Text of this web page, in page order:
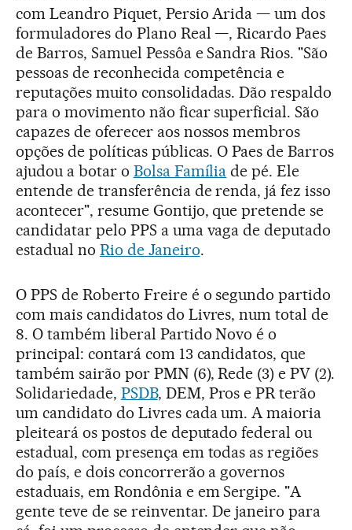
com Leandro Piquet, Persio Arida — um dos
formuladores do Plano Real —, Ricardo Paes
de Barros, Samuel Pessôa e Sandra Rios. "São
pessoas de reconhecida competência e
reputações muito consolidadas. Dão respaldo
para o movimento não ficar superficial. São
capazes de oferecer aos nossos membros
opções de políticas públicas. O Paes de Barros
ajudou a botar o Bolsa Família de pé. Ele
entende de transferência de renda, já fez isso
acontecer", resume Gontijo, que pretende se
candidatar pelo PPS a uma vaga de deputado
estadual no Rio de Janeiro.
O PPS de Roberto Freire é o segundo partido
com mais candidatos do Livres, num total de
8. O também liberal Partido Novo é o
principal: contará com 13 candidatos, que
também sairão por PMN (6), Rede (3) e PV (2).
Solidariedade, PSDB, DEM, Pros e PR terão
um candidato do Livres cada um. A maioria
pleiteará os postos de deputado federal ou
estadual, com presença em todas as regiões
do país, e dois concorrerão a governos
estaduais, em Rondônia e em Sergipe. "A
gente teve de se reinventar. De janeiro para